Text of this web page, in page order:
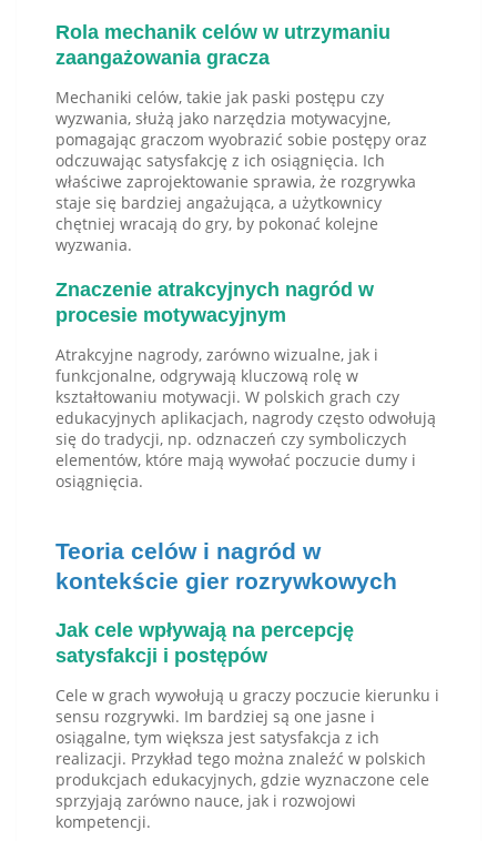
Rola mechanik celów w utrzymaniu
zaangażowania gracza
Mechaniki celów, takie jak paski postępu czy
wyzwania, służą jako narzędzia motywacyjne,
pomagając graczom wyobrazić sobie postępy oraz
odczuwając satysfakcję z ich osiągnięcia. Ich
właściwe zaprojektowanie sprawia, że rozgrywka
staje się bardziej angażująca, a użytkownicy
chętniej wracają do gry, by pokonać kolejne
wyzwania.
Znaczenie atrakcyjnych nagród w
procesie motywacyjnym
Atrakcyjne nagrody, zarówno wizualne, jak i
funkcjonalne, odgrywają kluczową rolę w
kształtowaniu motywacji. W polskich grach czy
edukacyjnych aplikacjach, nagrody często odwołują
się do tradycji, np. odznaczeń czy symboliczych
elementów, które mają wywołać poczucie dumy i
osiągnięcia.
Teoria celów i nagród w
kontekście gier rozrywkowych
Jak cele wpływają na percepcję
satysfakcji i postępów
Cele w grach wywołują u graczy poczucie kierunku i
sensu rozgrywki. Im bardziej są one jasne i
osiągalne, tym większa jest satysfakcja z ich
realizacji. Przykład tego można znaleźć w polskich
produkcjach edukacyjnych, gdzie wyznaczone cele
sprzyjają zarówno nauce, jak i rozwojowi
kompetencji.